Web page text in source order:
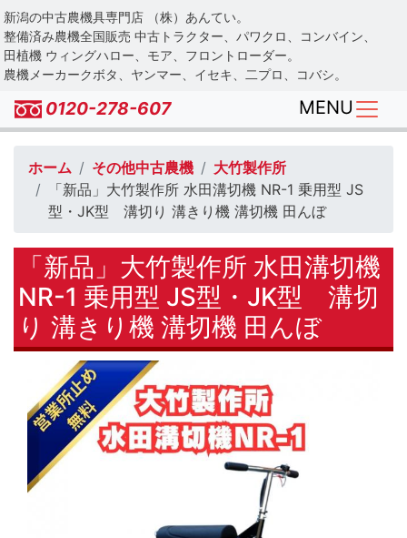
Skip
to
main
content
新潟の中古農機具専門店 （株）あんてい。
整備済み農機全国販売 中古トラクター、パワクロ、コンバイン、
田植機 ウィングハロー、モア、フロントローダー。
農機メーカークボタ、ヤンマー、イセキ、二プロ、コバシ。
0120-278-607 MENU
ホーム その他中古農機
大竹製作所
「新品」大竹製作所 水田溝切機 NR-1 乗用型 JS
型・JK型 溝切り 溝きり機 溝切機 田んぼ
「新品」大竹製作所 水田溝切機
NR-1 乗用型 JS型・JK型 溝切
り 溝きり機 溝切機 田んぼ